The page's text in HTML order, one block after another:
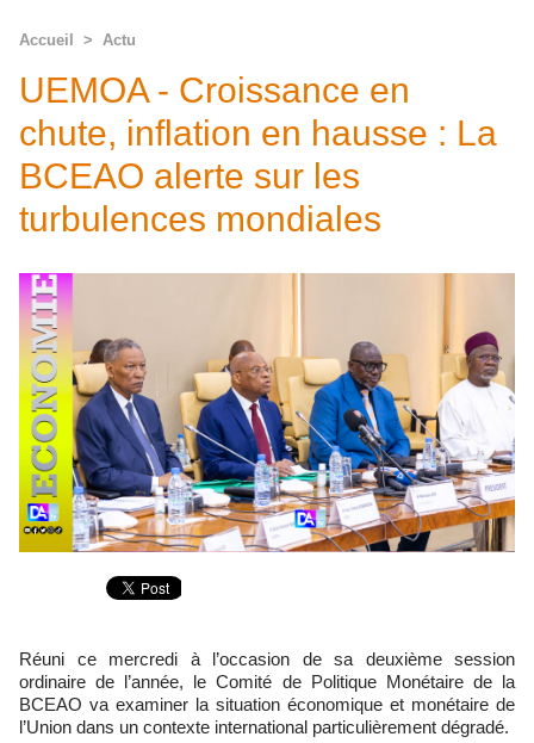
Accueil > Actu
UEMOA - Croissance en
chute, inflation en hausse : La
BCEAO alerte sur les
turbulences mondiales
Réuni ce mercredi à l’occasion de sa deuxième session
ordinaire de l’année, le Comité de Politique Monétaire de la
BCEAO va examiner la situation économique et monétaire de
l’Union dans un contexte international particulièrement dégradé.